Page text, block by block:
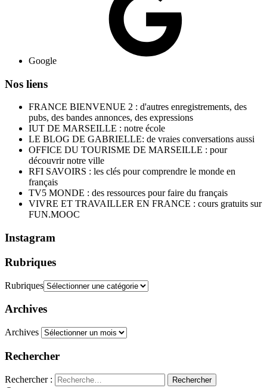
Google
Nos liens
FRANCE BIENVENUE 2 : d'autres enregistrements, des
pubs, des bandes annonces, des expressions
IUT DE MARSEILLE : notre école
LE BLOG DE GABRIELLE: de vraies conversations aussi
OFFICE DU TOURISME DE MARSEILLE : pour
découvrir notre ville
RFI SAVOIRS : les clés pour comprendre le monde en
français
TV5 MONDE : des ressources pour faire du français
VIVRE ET TRAVAILLER EN FRANCE : cours gratuits sur
FUN.MOOC
Instagram
Rubriques
Rubriques
Archives
Archives
Rechercher
Rechercher :